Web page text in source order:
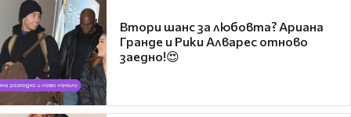
Втори шанс за любовта? Ариана
Гранде и Рики Алварес отново
заедно!😍